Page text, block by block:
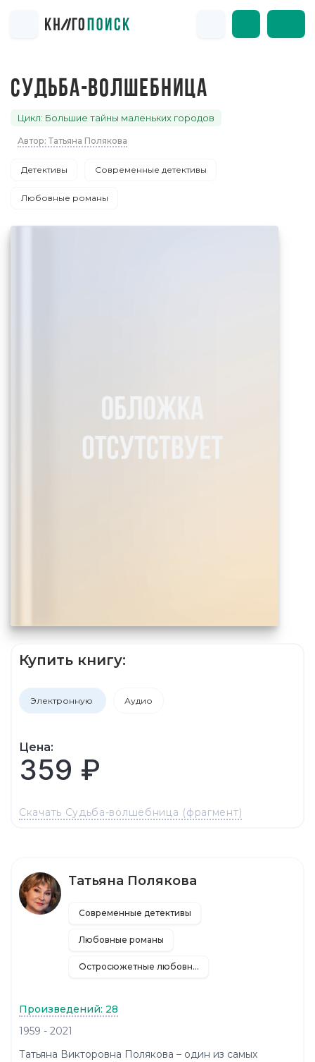
СУДЬБА-ВОЛШЕБНИЦА
Цикл: Большие тайны маленьких городов
Автор: Татьяна Полякова
Детективы Современные детективы
Любовные романы
Купить книгу:
Электронную Аудио
Цена:
359 ₽
Скачать Судьба-волшебница (фрагмент)
Татьяна Полякова
Современные детективы
Любовные романы
Остросюжетные любовные романы
Произведений: 28
1959 - 2021
Татьяна Викторовна Полякова – один из самых